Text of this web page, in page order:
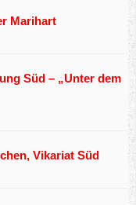
Marihart
Süd – „Unter dem
Vikariat Süd